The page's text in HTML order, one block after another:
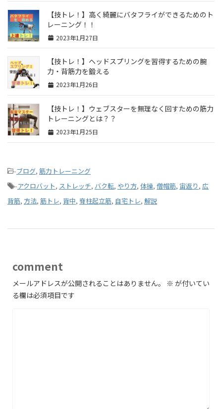
【技トレ！】高く綺麗にバタフライができるためのト
レーニング！！
2023年1月27日
【技トレ！】ヘッドスプリングを習得するための腕
力・背筋力を鍛える
2023年1月26日
【技トレ！】ウェブスターを無理なく回すための筋力
トレーニングとは？？
2023年1月25日
-ブログ, 筋力トレーニング
-アクロバット, ストレッチ, バク転, やり方, 体操, 僧帽筋, 宙返り , 広
背筋, 方法, 筋トレ, 背中, 脊柱起立筋, 自宅トレ, 解説
comment
メールアドレスが公開されることはありません。 ※ が付いてい
る欄は必須項目です